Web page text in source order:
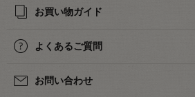
お買い物ガイド
よくあるご質問
お問い合わせ